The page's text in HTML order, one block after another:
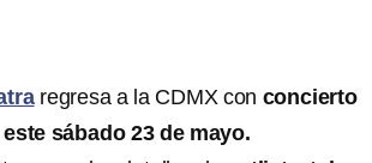
regresa a la CDMX con concierto
sábado 23 de mayo.